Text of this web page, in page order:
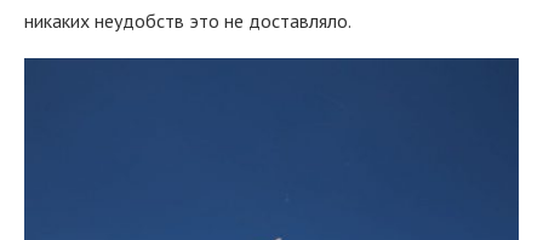
никаких неудобств это не доставляло.